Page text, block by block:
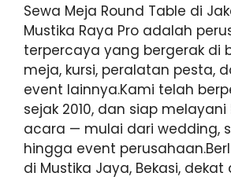
Sewa Meja Round Table di
Mustika Raya Pro adalah
terpercaya yang bergerak di
meja, kursi, peralatan pesta,
event lainnya.Kami telah
sejak 2010, dan siap
acara — mulai dari wedding,
hingga event
di Mustika Jaya, Bekasi, dekat